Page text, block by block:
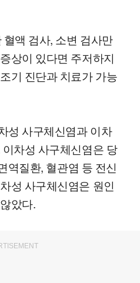
액 검사, 소변 검사만
상이 있다면 주저하지
기 진단과 치료가 가능
성 사구체신염과 이차
차성 사구체신염은 당
역질환, 혈관염 등 전신
성 사구체신염은 원인
았다.